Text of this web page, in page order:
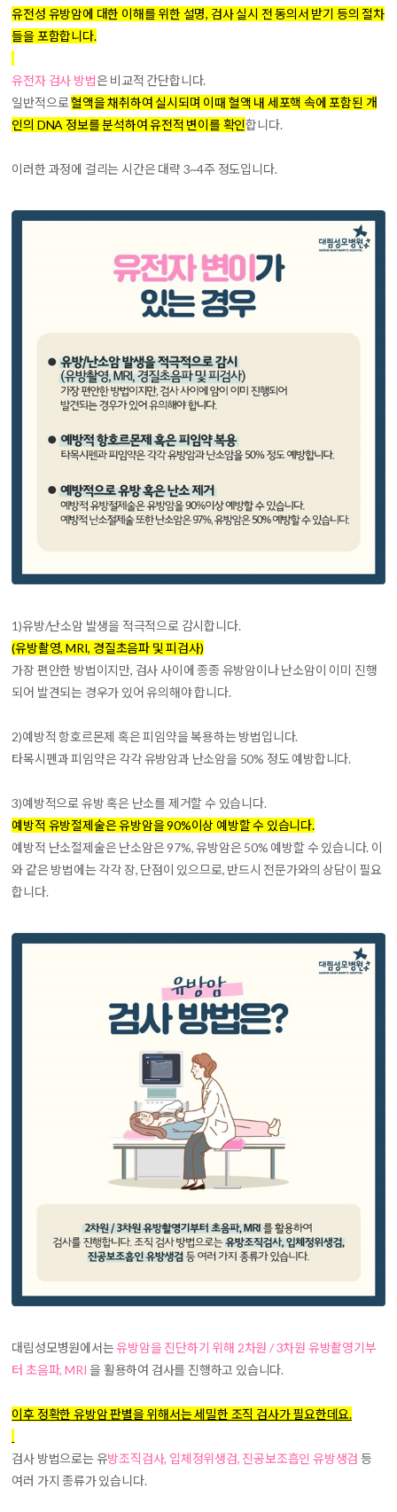
유전성 유방암에 대한 이해를 위한 설명, 검사 실시 전 동의서 받기 등의 절차
들을 포함합니다.
유전자 검사 방법은 비교적 간단합니다.
일반적으로혈액을 채취하여 실시되며 이때 혈액 내 세포핵 속에 포함된 개
인의 DNA 정보를 분석하여 유전적 변이를 확인합니다.
이러한 과정에 걸리는 시간은 대략 3~4주 정도입니다.
1)유방/난소암 발생을 적극적으로 감시합니다.
(유방촬영, MRI, 경질초음파 및 피검사)
가장 편안한 방법이지만, 검사 사이에 종종 유방암이나 난소암이 이미 진행
되어 발견되는 경우가 있어 유의해야 합니다.
2)예방적 항호르몬제 혹은 피임약을 복용하는 방법입니다.
타목시펜과 피임약은 각각 유방암과 난소암을 50% 정도 예방합니다.
3)예방적으로 유방 혹은 난소를 제거할 수 있습니다.
예방적 유방절제술은 유방암을 90%이상 예방할 수 있습니다.
예방적 난소절제술은 난소암은 97%, 유방암은 50% 예방할 수 있습니다. 이
와 같은 방법에는 각각 장, 단점이 있으므로, 반드시 전문가와의 상담이 필요
합니다.
대림성모병원에서는유방암을 진단하기 위해 2차원 / 3차원 유방촬영기부
터 초음파, MRI을 활용하여 검사를 진행하고 있습니다.
이후 정확한 유방암 판별을 위해서는 세밀한 조직 검사가 필요한데요.
검사 방법으로는 유방조직검사, 입체정위생검, 진공보조흡인 유방생검등
여러 가지 종류가 있습니다.